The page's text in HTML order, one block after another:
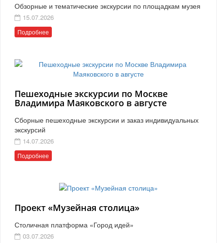
Обзорные и тематические экскурсии по площадкам музея
15.07.2026
Подробнее
Пешеходные экскурсии по Москве
Владимира Маяковского в августе
Сборные пешеходные экскурсии и заказ индивидуальных
экскурсий
14.07.2026
Подробнее
Проект «Музейная столица»
Столичная платформа «Город идей»
03.07.2026